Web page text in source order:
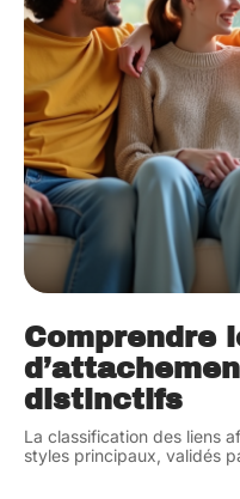
Comprendre
distinctifs
La classification des liens
styles principaux, validés